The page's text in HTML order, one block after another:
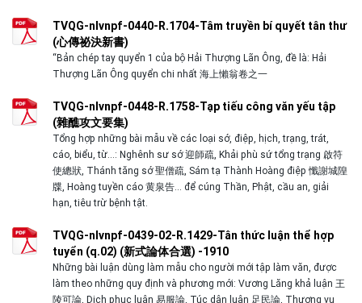
TVQG-nlvnpf-0440-R.1704-Tâm truyền bí quyết tân thư
(心傳祕決新書)
“Bản chép tay quyển 1 của bộ Hải Thượng Lãn Ông, đề là: Hải
Thượng Lãn Ông quyển chi nhất 海上懶翁卷之一
TVQG-nlvnpf-0448-R.1758-Tạp tiếu công văn yếu tập
(雜醮攻文要集)
Tổng hợp những bài mẫu về các loại sớ, điệp, hịch, trạng, trát,
cáo, biểu, từ…: Nghênh sư sớ 迎師疏, Khải phù sứ tổng trạng 啟符
使總狀, Thánh tăng sớ 聖僧疏, Sám tạ Thành Hoàng điệp 懺謝城隍
牒, Hoàng tuyền cáo 黄泉告… để cúng Thần, Phật, cầu an, giải
hạn, tiêu trừ bệnh tật.
TVQG-nlvnpf-0439-02-R.1429-Tân thức luận thể hợp
tuyển (q.02) (新式論体合選) -1910
Những bài luận dùng làm mẫu cho người mới tập làm văn, được
làm theo những quy định và phương mới: Vương Lăng khả luận 王
陵可論, Dịch phục luận 易服論, Túc dân luận 足民論, Thương vụ